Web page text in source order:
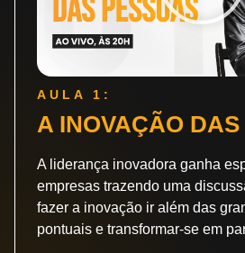
AULA 1:
A INOVAÇÃO
A liderança inovadora ganha
empresas trazendo uma
fazer a inovação ir além das
pontuais e transformar-se em